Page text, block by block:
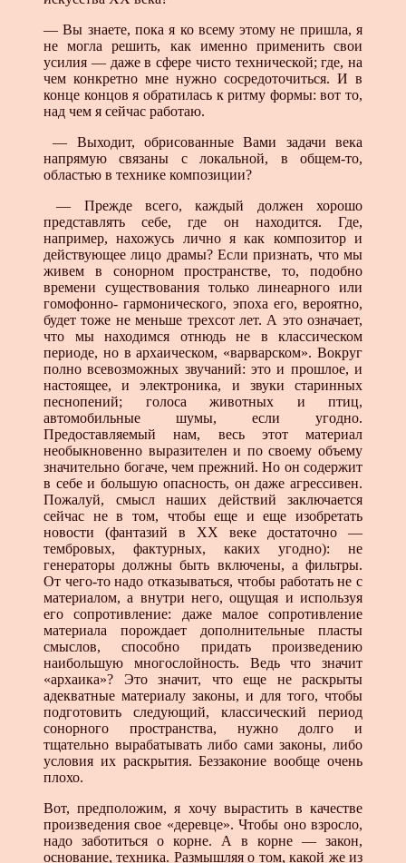
— Вы знаете, пока я ко всему этому не пришла, я
не могла решить, как именно применить свои
усилия — даже в сфере чисто технической; где, на
чем конкретно мне нужно сосредоточиться. И в
конце концов я обратилась к ритму формы: вот то,
над чем я сейчас работаю.
— Выходит, обрисованные Вами задачи века
напрямую связаны с локальной, в общем-то,
областью в технике композиции?
— Прежде всего, каждый должен хорошо
представлять себе, где он находится. Где,
например, нахожусь лично я как композитор и
действующее лицо драмы? Если признать, что мы
живем в сонорном пространстве, то, подобно
времени существования только линеарного или
гомофонно- гармонического, эпоха его, вероятно,
будет тоже не меньше трехсот лет. А это означает,
что мы находимся отнюдь не в классическом
периоде, но в архаическом, «варварском». Вокруг
полно всевозможных звучаний: это и прошлое, и
настоящее, и электроника, и звуки старинных
песнопений; голоса животных и птиц,
автомобильные шумы, если угодно.
Предоставляемый нам, весь этот материал
необыкновенно выразителен и по своему объему
значительно богаче, чем прежний. Но он содержит
в себе и большую опасность, он даже агрессивен.
Пожалуй, смысл наших действий заключается
сейчас не в том, чтобы еще и еще изобретать
новости (фантазий в XX веке достаточно —
тембровых, фактурных, каких угодно): не
генераторы должны быть включены, а фильтры.
От чего-то надо отказываться, чтобы работать не с
материалом, а внутри него, ощущая и используя
его сопротивление: даже малое сопротивление
материала порождает дополнительные пласты
смыслов, способно придать произведению
наибольшую многослойность. Ведь что значит
«архаика»? Это значит, что еще не раскрыты
адекватные материалу законы, и для того, чтобы
подготовить следующий, классический период
сонорного пространства, нужно долго и
тщательно вырабатывать либо сами законы, либо
условия их раскрытия. Беззаконие вообще очень
плохо.
Вот, предположим, я хочу вырастить в качестве
произведения свое «деревце». Чтобы оно взросло,
надо заботиться о корне. А в корне — закон,
основание, техника. Размышляя о том, какой же из